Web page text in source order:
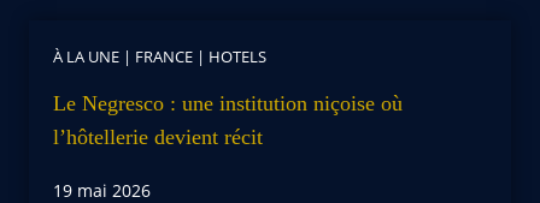
À LA UNE | FRANCE | HOTELS
Le Negresco : une institution niçoise où
l’hôtellerie devient récit
19 mai 2026